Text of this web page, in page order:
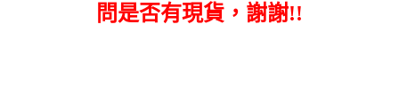
問是否有現貨，謝謝!!